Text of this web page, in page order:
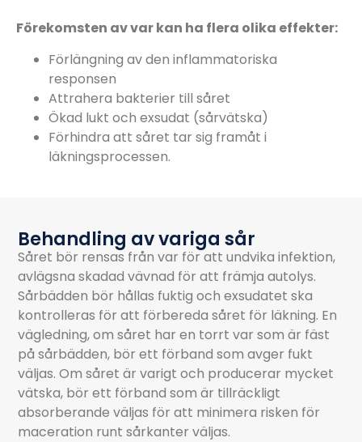
Förekomsten av var kan ha flera olika effekter:
Förlängning av den inflammatoriska
responsen
Attrahera bakterier till såret
Ökad lukt och exsudat (sårvätska)
Förhindra att såret tar sig framåt i
läkningsprocessen.
Behandling av variga sår
Såret bör rensas från var för att undvika infektion,
avlägsna skadad vävnad för att främja autolys.
Sårbädden bör hållas fuktig och exsudatet ska
kontrolleras för att förbereda såret för läkning. En
vägledning, om såret har en torrt var som är fäst
på sårbädden, bör ett förband som avger fukt
väljas. Om såret är varigt och producerar mycket
vätska, bör ett förband som är tillräckligt
absorberande väljas för att minimera risken för
maceration runt sårkanter väljas.